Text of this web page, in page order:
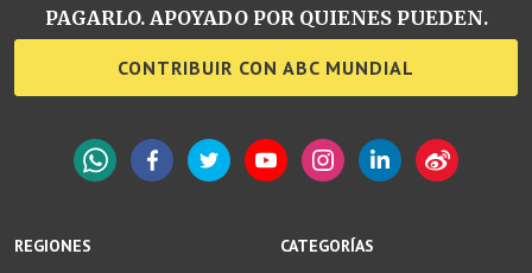
REGIONES
CATEGORÍAS
PAGARLO. APOYADO POR QUIENES PUEDEN.
CONTRIBUIR CON ABC MUNDIAL